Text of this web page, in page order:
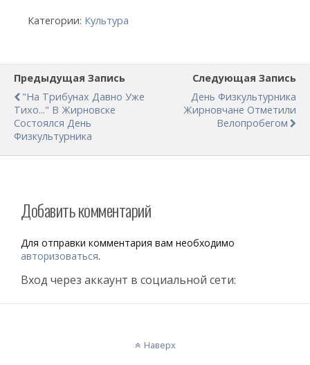
Категории: Культура
Предыдущая Запись
"На Трибунах Давно Уже
Тихо..." В Жирновске
Состоялся День
Физкультурника
Следующая Запись
День Физкультурника
Жирновчане Отметили
Велопробегом
Добавить комментарий
Для отправки комментария вам необходимо
авторизоваться.
Вход через аккаунт в социальной сети:
Наверх